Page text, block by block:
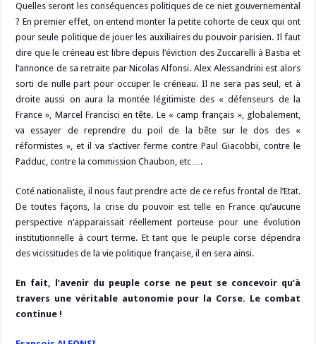
Quelles seront les conséquences politiques de ce niet gouvernemental
? En premier effet, on entend monter la petite cohorte de ceux qui ont
pour seule politique de jouer les auxiliaires du pouvoir parisien. Il faut
dire que le créneau est libre depuis l’éviction des Zuccarelli à Bastia et
l’annonce de sa retraite par Nicolas Alfonsi. Alex Alessandrini est alors
sorti de nulle part pour occuper le créneau. Il ne sera pas seul, et à
droite aussi on aura la montée légitimiste des « défenseurs de la
France », Marcel Francisci en tête. Le « camp français », globalement,
va essayer de reprendre du poil de la bête sur le dos des «
réformistes », et il va s’activer ferme contre Paul Giacobbi, contre le
Padduc, contre la commission Chaubon, etc….
Coté nationaliste, il nous faut prendre acte de ce refus frontal de l’Etat.
De toutes façons, la crise du pouvoir est telle en France qu’aucune
perspective n’apparaissait réellement porteuse pour une évolution
institutionnelle à court terme. Et tant que le peuple corse dépendra
des vicissitudes de la vie politique française, il en sera ainsi.
En fait, l’avenir du peuple corse ne peut se concevoir qu’à
travers une véritable autonomie pour la Corse. Le combat
continue !